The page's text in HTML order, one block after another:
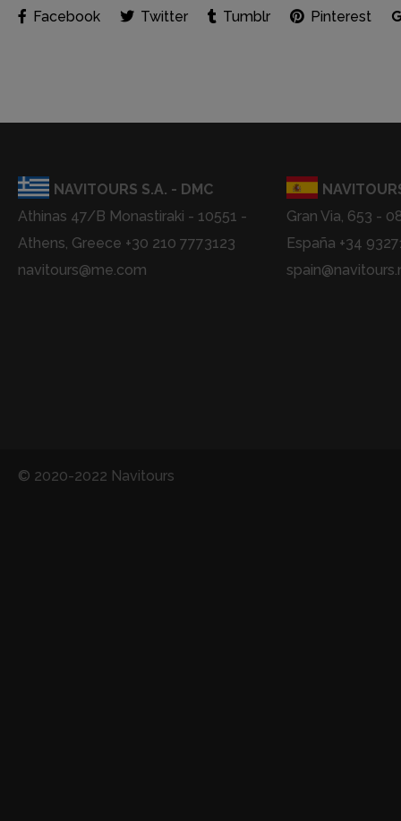
Facebook Twitter Tumblr Pinterest
NAVITOURS S.A. - DMC
Athinas 47/B Monastiraki - 10551 -
Athens, Greece +30 210 7773123
navitours@me.com
Gran Via, 653 -
España +34
© 2020-2022 Navitours